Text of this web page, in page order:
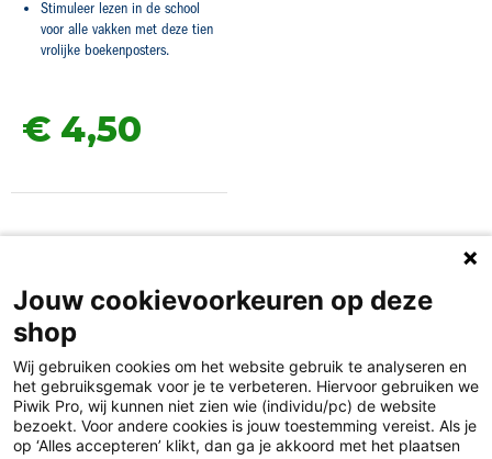
Stimuleer lezen in de school
voor alle vakken met deze tien
vrolijke boekenposters.
€ 4,50
Jouw cookievoorkeuren op deze
shop
Wij gebruiken cookies om het website gebruik te analyseren en
het gebruiksgemak voor je te verbeteren. Hiervoor gebruiken we
Piwik Pro, wij kunnen niet zien wie (individu/pc) de website
bezoekt. Voor andere cookies is jouw toestemming vereist. Als je
op ‘Alles accepteren’ klikt, dan ga je akkoord met het plaatsen